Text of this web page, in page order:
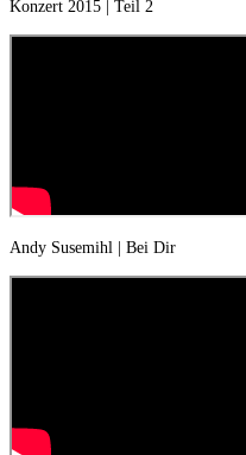
Konzert 2015 | Teil 2
Andy Susemihl | Bei Dir